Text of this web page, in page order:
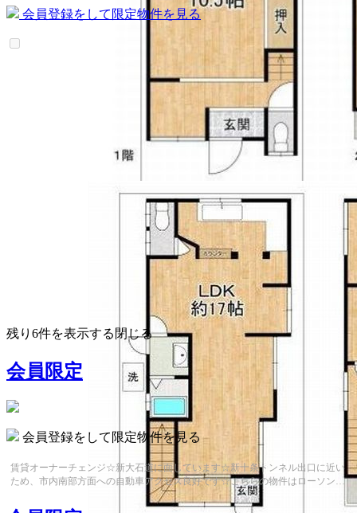
建物面積：51.74㎡（15.65坪）
土地面積：48.10㎡（14.55坪）
会員登録をして限定物件を見る
残り 6件を表示する 閉じる
会員限定
会員登録をして限定物件を見る
賃貸オーナーチェンジ☆新大石道に面しています☆新十条トンネル出口に近い
ため、市内南部方面への自動車アクセス良好です☆こちらの物件はローソン
山科新大石道店まで168mにあります(*´...